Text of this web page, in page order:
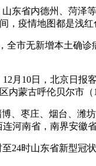
东省内德州、菏
，疫情地图都是浅红
全市无新增本土
月10日，北京日
内蒙古呼伦贝尔市（
、枣庄、烟台、
河南省，南界安徽
24时山东省新型